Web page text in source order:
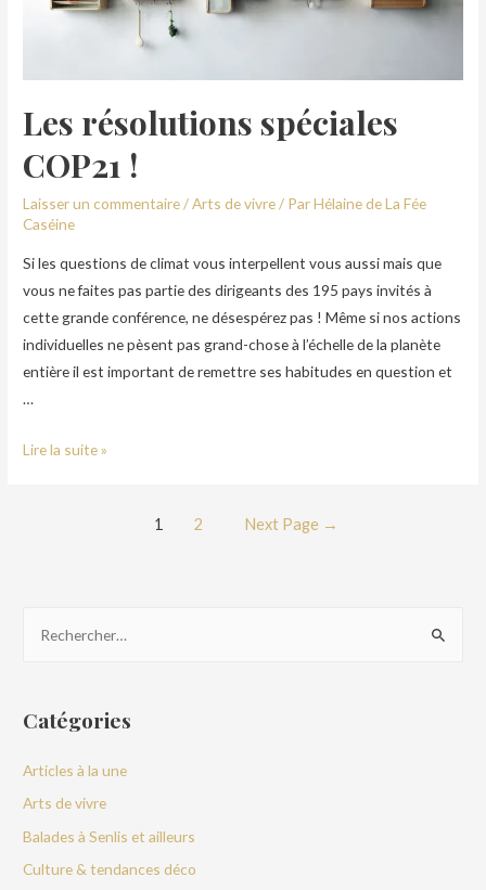
Les résolutions spéciales
COP21 !
Laisser un commentaire/Arts de vivre/ ParHélaine de La Fée
Caséine
Si les questions de climat vous interpellent vous aussi mais que
vous ne faites pas partie des dirigeants des 195 pays invités à
cette grande conférence, ne désespérez pas ! Même si nos actions
individuelles ne pèsent pas grand-chose à l’échelle de la planète
entière il est important de remettre ses habitudes en question et
…
Lire la suite »
1 2 Next Page →
Catégories
Articles à la une
Arts de vivre
Balades à Senlis et ailleurs
Culture & tendances déco